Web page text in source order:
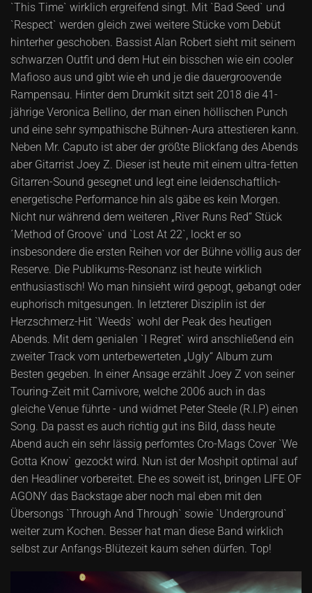
`This Time` wirklich ergreifend singt. Mit `Bad Seed` und
`Respect` werden gleich zwei weitere Stücke vom Debüt
hinterher geschoben. Bassist Alan Robert sieht mit seinem
schwarzen Outfit und dem Hut ein bisschen wie ein cooler
Mafioso aus und gibt wie eh und je die dauergroovende
Rampensau. Hinter dem Drumkit sitzt seit 2018 die 41-
jährige Veronica Bellino, der man einen höllischen Punch
und eine sehr sympathische Bühnen-Aura attestieren kann.
Neben Mr. Caputo ist aber der größte Blickfang des Abends
aber Gitarrist Joey Z. Dieser ist heute mit einem ultra-fetten
Gitarren-Sound gesegnet und legt eine leidenschaftlich-
energetische Performance hin als gäbe es kein Morgen.
Nicht nur während dem weiteren „River Runs Red“ Stück
´Method of Groove` und `Lost At 22`, lockt er so
insbesondere die ersten Reihen vor der Bühne völlig aus der
Reserve. Die Publikums-Resonanz ist heute wirklich
enthusiastisch! Wo man hinsieht wird gepogt, gebangt oder
euphorisch mitgesungen. In letzterer Disziplin ist der
Herzschmerz-Hit `Weeds` wohl der Peak des heutigen
Abends. Mit dem genialen `I Regret` wird anschließend ein
zweiter Track vom unterbewerteten „Ugly“ Album zum
Besten gegeben. In einer Ansage erzählt Joey Z von seiner
Touring-Zeit mit Carnivore, welche 2006 auch in das
gleiche Venue führte - und widmet Peter Steele (R.I.P) einen
Song. Da passt es auch richtig gut ins Bild, dass heute
Abend auch ein sehr lässig perfomtes Cro-Mags Cover `We
Gotta Know` gezockt wird. Nun ist der Moshpit optimal auf
den Headliner vorbereitet. Ehe es soweit ist, bringen LIFE OF
AGONY das Backstage aber noch mal eben mit den
Übersongs `Through And Through` sowie `Underground`
weiter zum Kochen. Besser hat man diese Band wirklich
selbst zur Anfangs-Blütezeit kaum sehen dürfen. Top!